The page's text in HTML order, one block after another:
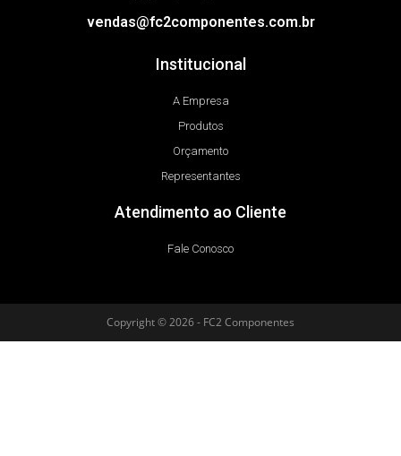
vendas@fc2componentes.com.br
Institucional
A Empresa
Produtos
Orçamento
Representantes
Atendimento ao Cliente
Fale Conosco
Copyright © 2026 - FC2 Componentes